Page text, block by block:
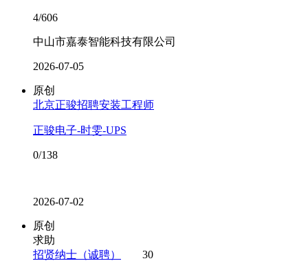
4/606
中山市嘉泰智能科技有限公司
2026-07-05
原创
北京正骏招聘安装工程师
正骏电子-时雯-UPS
0/138
2026-07-02
原创
求助
招贤纳士（诚聘）
30